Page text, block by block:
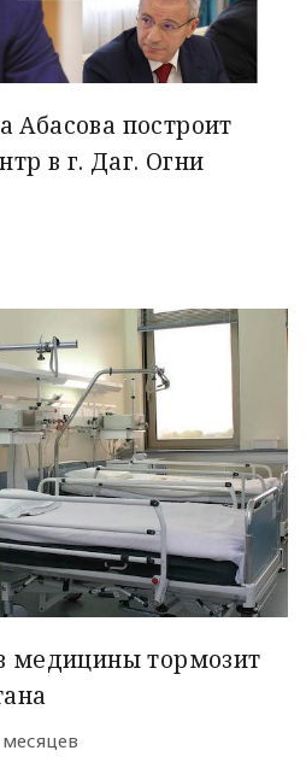
построит
в г. Даг. Огни
медицины тормозит